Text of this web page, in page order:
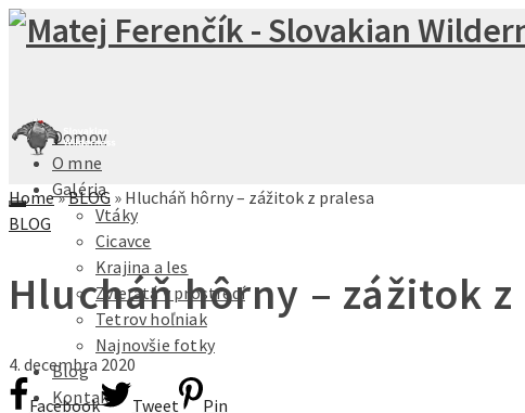
Domov
O mne
Galéria
Vtáky
Cicavce
Krajina a les
Zvieratá v prostredí
Tetrov hoľniak
Najnovšie fotky
Blog
Kontakt
Home»BLOG » Hlucháň hôrny – zážitok z pralesa
BLOG
Hlucháň hôrny – zážitok z
4. decembra 2020
Facebook
Tweet Pin